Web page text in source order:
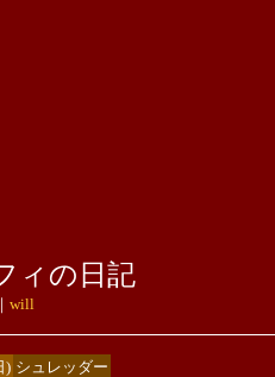
ィの日記
will
) シュレッダー